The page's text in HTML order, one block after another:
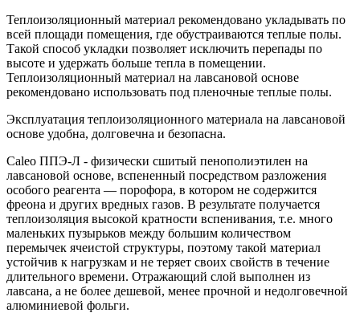
Теплоизоляционный материал рекомендовано укладывать по
всей площади помещения, где обустраиваются теплые полы.
Такой способ укладки позволяет исключить перепады по
высоте и удержать больше тепла в помещении.
Теплоизоляционный материал на лавсановой основе
рекомендовано использовать под пленочные теплые полы.
Эксплуатация теплоизоляционного материала на лавсановой
основе удобна, долговечна и безопасна.
Caleo ППЭ-Л - физически сшитый пенополиэтилен на
лавсановой основе, вспененный посредством разложения
особого реагента — порофора, в котором не содержится
фреона и других вредных газов. В результате получается
теплоизоляция высокой кратности вспенивания, т.е. много
маленьких пузырьков между большим количеством
перемычек ячеистой структуры, поэтому такой материал
устойчив к нагрузкам и не теряет своих свойств в течение
длительного времени. Отражающий слой выполнен из
лавсана, а не более дешевой, менее прочной и недолговечной
алюминиевой фольги.